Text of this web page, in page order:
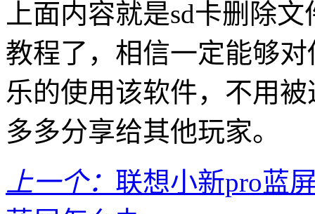
上面内容就是sd卡删除
教程了，相信一定能够
乐的使用该软件，不用
多多分享给其他玩家。
上一个： 联想小新pro蓝